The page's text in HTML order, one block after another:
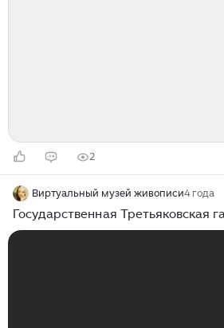
2
Виртуальный музей живописи4 года
Государственная Третьяковская